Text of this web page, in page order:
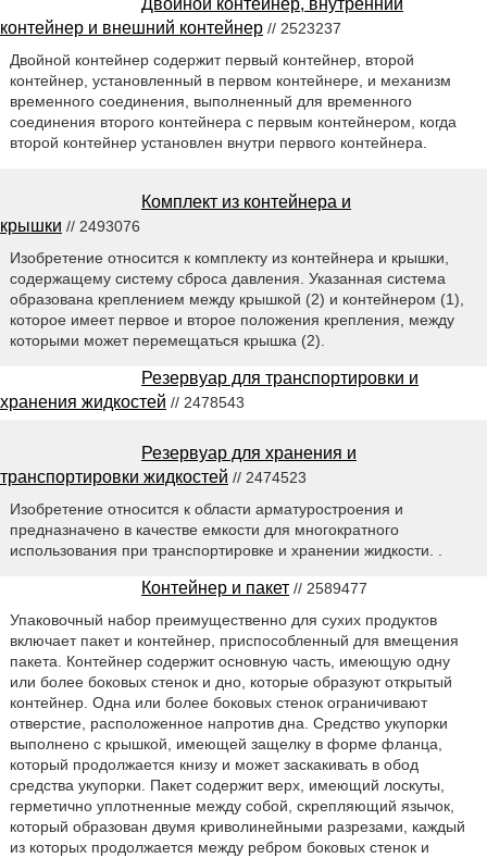
Двойной контейнер, внутренний
контейнер и внешний контейнер // 2523237
Двойной контейнер содержит первый контейнер, второй
контейнер, установленный в первом контейнере, и механизм
временного соединения, выполненный для временного
соединения второго контейнера с первым контейнером, когда
второй контейнер установлен внутри первого контейнера.
Комплект из контейнера и
крышки // 2493076
Изобретение относится к комплекту из контейнера и крышки,
содержащему систему сброса давления. Указанная система
образована креплением между крышкой (2) и контейнером (1),
которое имеет первое и второе положения крепления, между
которыми может перемещаться крышка (2).
Резервуар для транспортировки и
хранения жидкостей // 2478543
Резервуар для хранения и
транспортировки жидкостей // 2474523
Изобретение относится к области арматуростроения и
предназначено в качестве емкости для многократного
использования при транспортировке и хранении жидкости. .
Контейнер и пакет // 2589477
Упаковочный набор преимущественно для сухих продуктов
включает пакет и контейнер, приспособленный для вмещения
пакета. Контейнер содержит основную часть, имеющую одну
или более боковых стенок и дно, которые образуют открытый
контейнер. Одна или более боковых стенок ограничивают
отверстие, расположенное напротив дна. Средство укупорки
выполнено с крышкой, имеющей защелку в форме фланца,
который продолжается книзу и может заскакивать в обод
средства укупорки. Пакет содержит верх, имеющий лоскуты,
герметично уплотненные между собой, скрепляющий язычок,
который образован двумя криволинейными разрезами, каждый
из которых продолжается между ребром боковых стенок и